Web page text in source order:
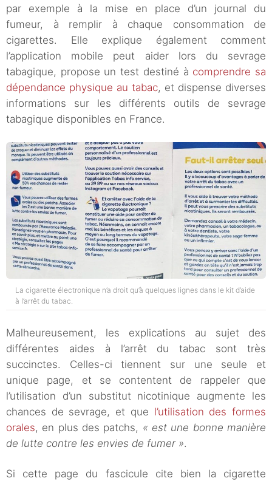
par exemple à la mise en place d’un journal du
fumeur, à remplir à chaque consommation de
cigarettes. Elle explique également comment
l’application mobile peut aider lors du sevrage
tabagique, propose un test destiné à comprendre sa
dépendance physique au tabac, et dispense diverses
informations sur les différents outils de sevrage
tabagique disponibles en France.
La cigarette électronique n’a droit qu’à quelques lignes dans le kit d’aide
à l’arrêt du tabac.
Malheureusement, les explications au sujet des
différentes aides à l’arrêt du tabac sont très
succinctes. Celles-ci tiennent sur une seule et
unique page, et se contentent de rappeler que
l’utilisation d’un substitut nicotinique augmente les
chances de sevrage, et que l’utilisation des formes
orales, en plus des patchs, « est une bonne manière
de lutte contre les envies de fumer ».
Si cette page du fascicule cite bien la cigarette